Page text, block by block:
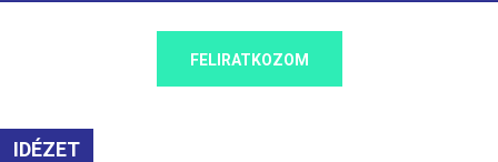
FELIRATKOZOM
IDÉZET